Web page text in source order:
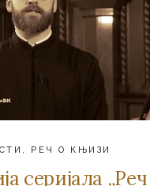
, РЕЧ О КЊИЗИ
серијала „Реч